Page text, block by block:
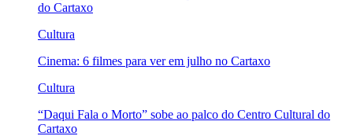
do Cartaxo
Cultura
Cinema: 6 filmes para ver em julho no Cartaxo
Cultura
“Daqui Fala o Morto” sobe ao palco do Centro Cultural do
Cartaxo